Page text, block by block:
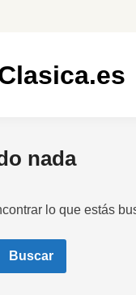
nada
lo que estás